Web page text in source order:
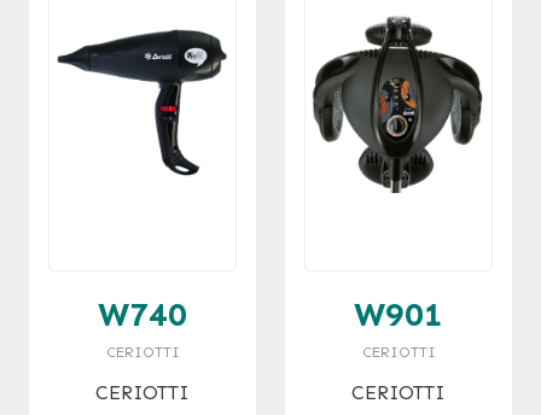
W740
CERIOTTI
CERIOTTI
W901
CERIOTTI
CERIOTTI